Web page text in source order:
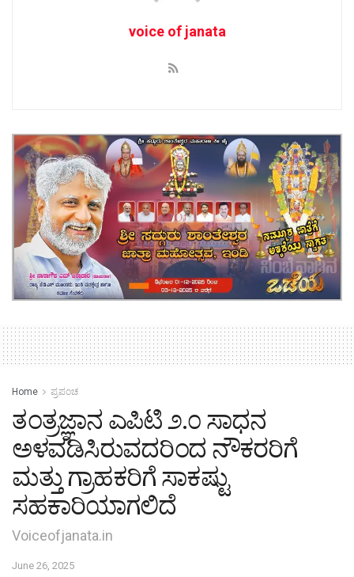
voice of janata
Home ಪ್ರಪಂಚ
ತಂತ್ರಜ್ಞಾನ ಎಪಿಟಿ ೨.೦ ಸಾಧನ
ಅಳವಡಿಸಿರುವದರಿಂದ ನೌಕರರಿಗೆ
ಮತ್ತು ಗ್ರಾಹಕರಿಗೆ ಸಾಕಷ್ಟು
ಸಹಕಾರಿಯಾಗಲಿದೆ
Voiceofjanata.in
June 26, 2025